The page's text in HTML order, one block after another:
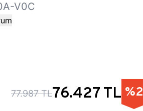
V0C
77.987 TL76.427 TL %2